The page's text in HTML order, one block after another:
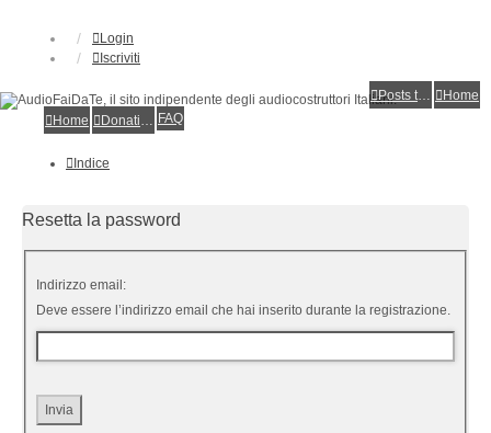
Login
Iscriviti
Posts toplist
Home
Home
Donations FAQ
Indice
Resetta la password
Indirizzo email:
Deve essere l’indirizzo email che hai inserito durante la registrazione.